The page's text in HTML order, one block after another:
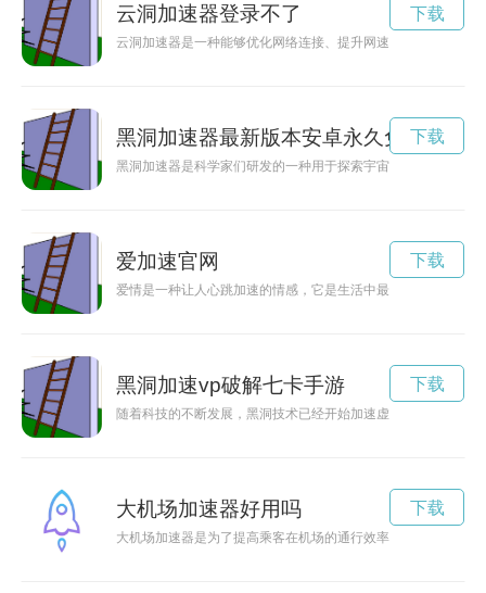
云洞加速器登录不了
云洞加速器是一种能够优化网络连接、提升网速体验的工具。
下载
黑洞加速器最新版本安卓永久免费
黑洞加速器是科学家们研发的一种用于探索宇宙奥秘的先进设
下载
爱加速官网
爱情是一种让人心跳加速的情感，它是生活中最美好的事物之
下载
黑洞加速vp破解七卡手游
随着科技的不断发展，黑洞技术已经开始加速虚拟现实的发展
下载
大机场加速器好用吗
大机场加速器是为了提高乘客在机场的通行效率和舒适度而设
下载